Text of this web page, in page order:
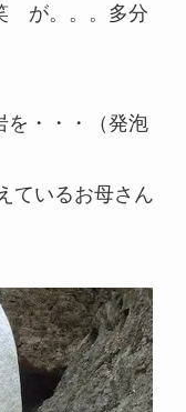
が。。。多分
を・・・（発泡
ているお母さん